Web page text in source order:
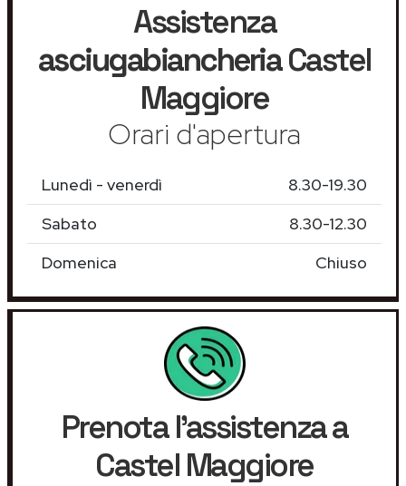
Assistenza
asciugabiancheriaCastel
Maggiore
Orari d'apertura
Lunedì - venerdì
8.30-19.30
Sabato
8.30-12.30
Domenica
Chiuso
Prenota l'assistenza a
Castel Maggiore